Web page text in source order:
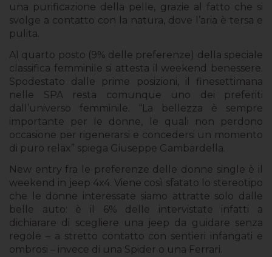
una purificazione della pelle, grazie al fatto che si
svolge a contatto con la natura, dove l’aria è tersa e
pulita.
Al quarto posto (9% delle preferenze) della speciale
classifica femminile si attesta il weekend benessere.
Spodestato dalle prime posizioni, il finesettimana
nelle SPA resta comunque uno dei preferiti
dall’universo femminile. “La bellezza è sempre
importante per le donne, le quali non perdono
occasione per rigenerarsi e concedersi un momento
di puro relax” spiega Giuseppe Gambardella.
New entry fra le preferenze delle donne single è il
weekend in jeep 4x4. Viene così sfatato lo stereotipo
che le donne interessate siamo attratte solo dalle
belle auto: è il 6% delle intervistate infatti a
dichiarare di scegliere una jeep da guidare senza
regole – a stretto contatto con sentieri infangati e
ombrosi – invece di una Spider o una Ferrari.